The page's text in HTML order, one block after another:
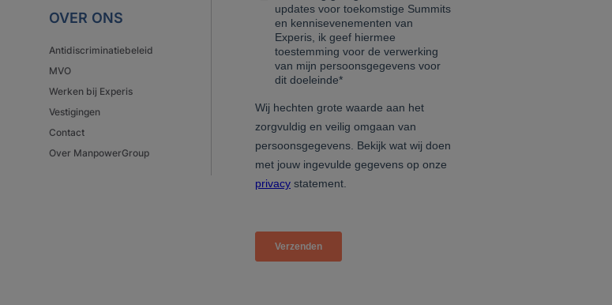
OVER ONS
Antidiscriminatiebeleid
MVO
Werken bij Experis
Vestigingen
Contact
Over ManpowerGroup